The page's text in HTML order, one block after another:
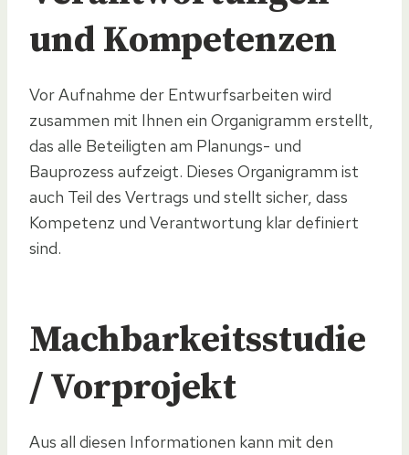
und Kompetenzen
Vor Aufnahme der Entwurfsarbeiten wird
zusammen mit Ihnen ein Organigramm erstellt,
das alle Beteiligten am Planungs- und
Bauprozess aufzeigt. Dieses Organigramm ist
auch Teil des Vertrags und stellt sicher, dass
Kompetenz und Verantwortung klar definiert
sind.
Machbarkeitsstudie
/ Vorprojekt
Aus all diesen Informationen kann mit den